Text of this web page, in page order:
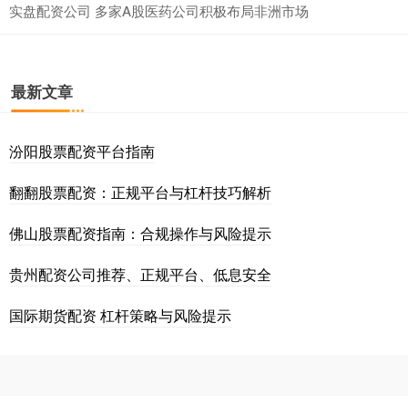
实盘配资公司 多家A股医药公司积极布局非洲市场
最新文章
汾阳股票配资平台指南
翻翻股票配资：正规平台与杠杆技巧解析
佛山股票配资指南：合规操作与风险提示
贵州配资公司推荐、正规平台、低息安全
国际期货配资 杠杆策略与风险提示